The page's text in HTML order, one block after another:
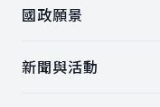
國政願景
新聞與活動